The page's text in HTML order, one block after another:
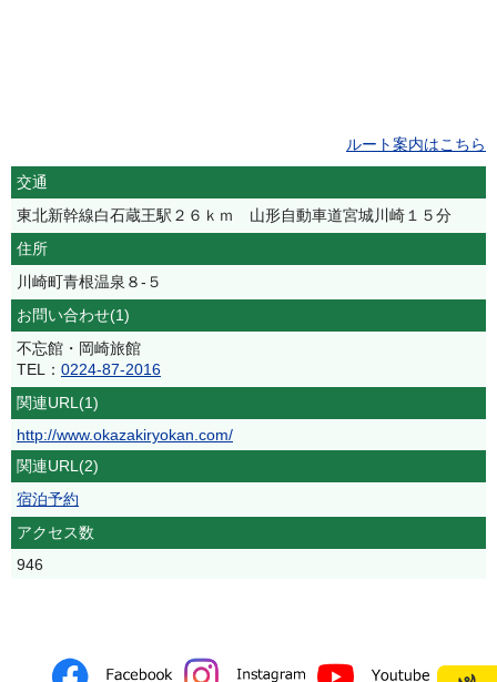
ルート案内はこちら
交通
東北新幹線白石蔵王駅２６ｋｍ 山形自動車道宮城川崎１５分
住所
川崎町青根温泉８‐５
お問い合わせ(1)
不忘館・岡崎旅館
TEL： 0224-87-2016
関連URL(1)
http://www.okazakiryokan.com/
関連URL(2)
宿泊予約
アクセス数
946